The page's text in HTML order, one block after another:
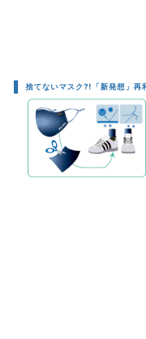
捨てないマスク?!「新発想」再